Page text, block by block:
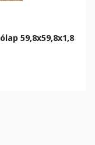
59,8x59,8x1,8